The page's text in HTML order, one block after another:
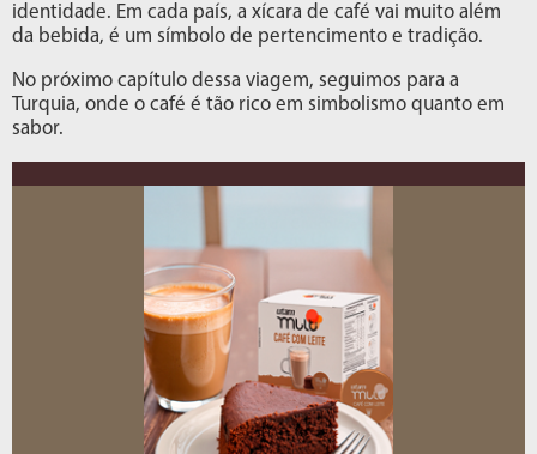
identidade. Em cada país, a xícara de café vai muito além
da bebida, é um símbolo de pertencimento e tradição.
No próximo capítulo dessa viagem, seguimos para a
Turquia, onde o café é tão rico em simbolismo quanto em
sabor.